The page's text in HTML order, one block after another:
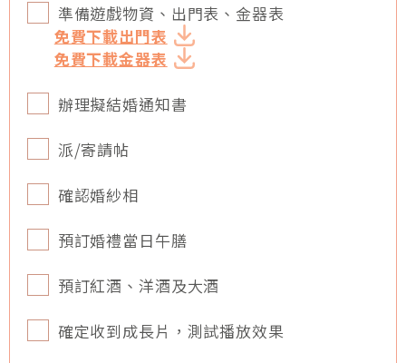
準備遊戲物資、出門表、金器表
免費下載出門表
免費下載金器表
辦理擬結婚通知書
派/寄請帖
確認婚紗相
預訂婚禮當日午膳
預訂紅酒、洋酒及大酒
確定收到成長片，測試播放效果